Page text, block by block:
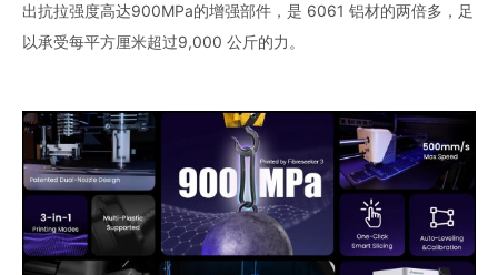
出抗拉强度高达900MPa的增强部件，是 6061 铝材的两倍多，足
以承受每平方厘米超过9,000 公斤的力。